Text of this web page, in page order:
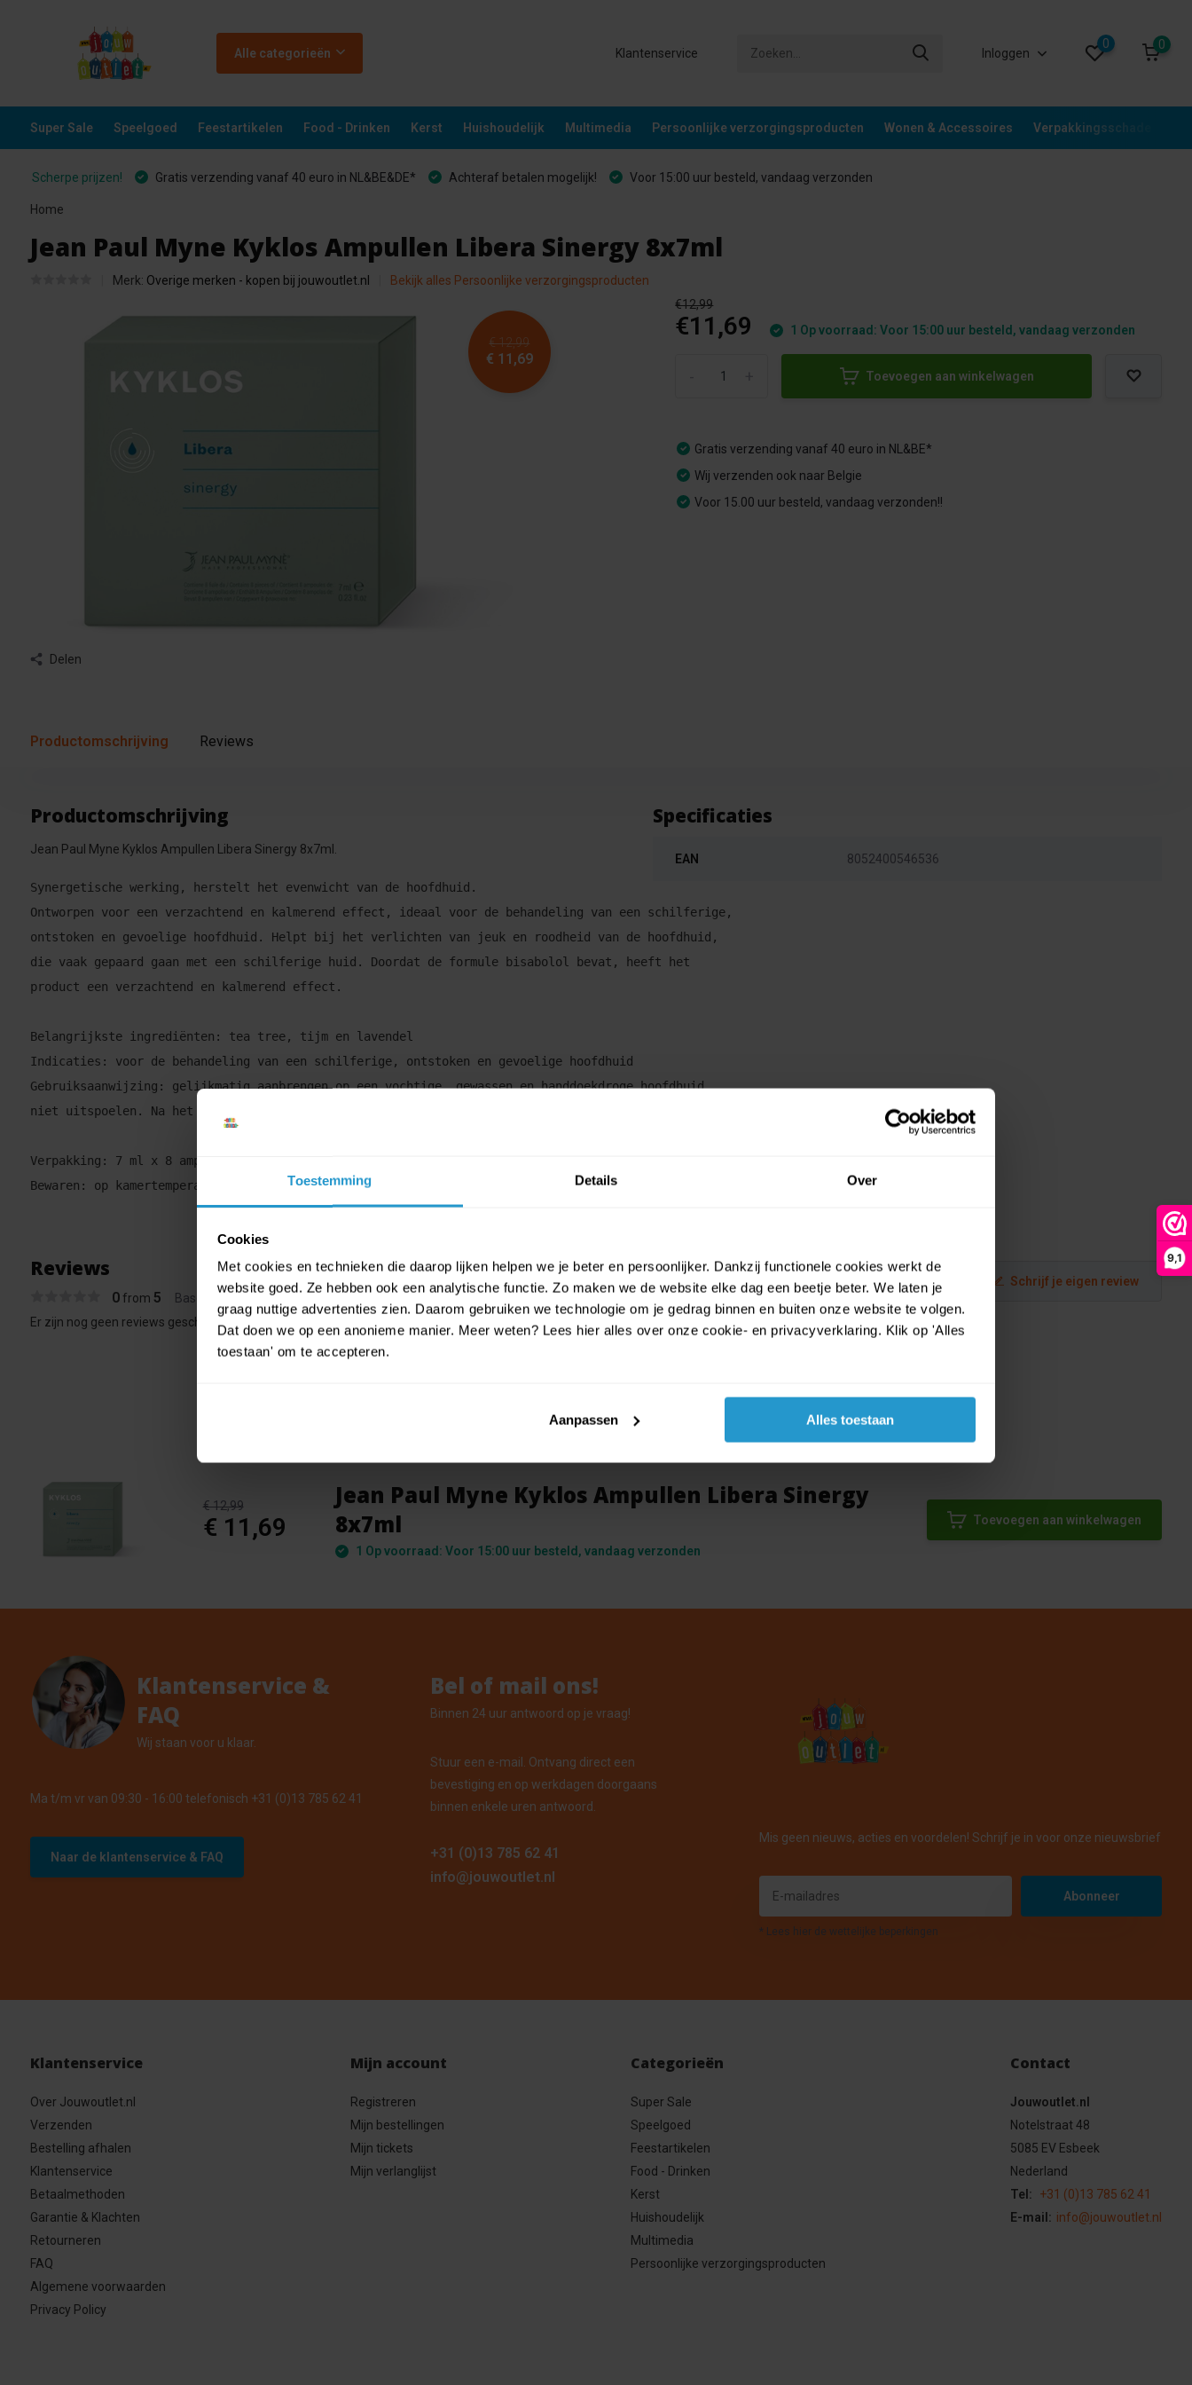
Toestemming Details Over
Cookies
Met cookies en technieken die daarop lijken helpen we je beter en persoonlijker. Dankzij functionele cookies werkt de
website goed. Ze hebben ook een analytische functie. Zo maken we de website elke dag een beetje beter. We laten je
graag nuttige advertenties zien. Daarom gebruiken we technologie om je gedrag binnen en buiten onze website te volgen.
Dat doen we op een anonieme manier. Meer weten? Lees hier alles over onze cookie- en privacyverklaring. Klik op 'Alles
toestaan' om te accepteren.
Aanpassen Alles toestaan
9,1
Alle categorieën Klantenservice Inloggen
0 0
Super Sale Speelgoed Feestartikelen Food - Drinken Kerst Huishoudelijk Multimedia Persoonlijke verzorgingsproducten Wonen & Accessoires Verpakkingsschade
Scherpe prijzen! Gratis verzending vanaf 40 euro in NL&BE&DE* Achteraf betalen mogelijk! Voor 15:00 uur besteld, vandaag verzonden
Home
Jean Paul Myne Kyklos Ampullen Libera Sinergy 8x7ml
Merk: Overige merken - kopen bij jouwoutlet.nl Bekijk alles Persoonlijke verzorgingsproducten
€ 12,99
€ 11,69
Delen
€12,99
€11,69 1 Op voorraad: Voor 15:00 uur besteld, vandaag verzonden
Toevoegen aan winkelwagen
Gratis verzending vanaf 40 euro in NL&BE*
Wij verzenden ook naar Belgie
Voor 15.00 uur besteld, vandaag verzonden!!
Productomschrijving Reviews
Productomschrijving
Jean Paul Myne Kyklos Ampullen Libera Sinergy 8x7ml.
Synergetische werking, herstelt het evenwicht van de hoofdhuid.
Ontworpen voor een verzachtend en kalmerend effect, ideaal voor de behandeling van een schilferige,
ontstoken en gevoelige hoofdhuid. Helpt bij het verlichten van jeuk en roodheid van de hoofdhuid,
die vaak gepaard gaan met een schilferige huid. Doordat de formule bisabolol bevat, heeft het
product een verzachtend en kalmerend effect.
Belangrijkste ingrediënten: tea tree, tijm en lavendel
Indicaties: voor de behandeling van een schilferige, ontstoken en gevoelige hoofdhuid
Gebruiksaanwijzing: gelijkmatig aanbrengen op een vochtige, gewassen en handdoekdroge hoofdhuid,
niet uitspoelen. Na het aanbrengen de hoofdhuid normaal drogen.
Verpakking: 7 ml x 8 ampullen
Bewaren: op kamertemperatuur
Specificaties
EAN 8052400546536
Reviews
0from 5 Based on 0 reviews
Schrijf je eigen review
Er zijn nog geen reviews geschreven over dit product..
€ 12,99
€ 11,69
Jean Paul Myne Kyklos Ampullen Libera Sinergy
8x7ml
1 Op voorraad: Voor 15:00 uur besteld, vandaag verzonden
Toevoegen aan winkelwagen
Klantenservice &
FAQ
Wij staan voor u klaar.
Ma t/m vr van 09:30 - 16:00 telefonisch +31 (0)13 785 62 41
Naar de klantenservice & FAQ
Bel of mail ons!
Binnen 24 uur antwoord op je vraag!
Stuur een e-mail. Ontvang direct een
bevestiging en op werkdagen doorgaans
binnen enkele uren antwoord.
+31 (0)13 785 62 41
info@jouwoutlet.nl
Mis geen nieuws, acties en voordelen! Schrijf je in voor onze nieuwsbrief
Abonneer
* Lees hier de wettelijke beperkingen
Klantenservice
Over Jouwoutlet.nl
Verzenden
Bestelling afhalen
Klantenservice
Betaalmethoden
Garantie & Klachten
Retourneren
FAQ
Algemene voorwaarden
Privacy Policy
Mijn account
Registreren
Mijn bestellingen
Mijn tickets
Mijn verlanglijst
Categorieën
Super Sale
Speelgoed
Feestartikelen
Food - Drinken
Kerst
Huishoudelijk
Multimedia
Persoonlijke verzorgingsproducten
Contact
Jouwoutlet.nl
Notelstraat 48
5085 EV Esbeek
Nederland
Tel:
+31 (0)13 785 62 41
E-mail: info@jouwoutlet.nl